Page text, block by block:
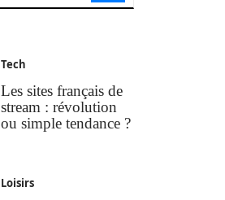
Tech
Les sites français de
stream : révolution
ou simple tendance ?
Loisirs